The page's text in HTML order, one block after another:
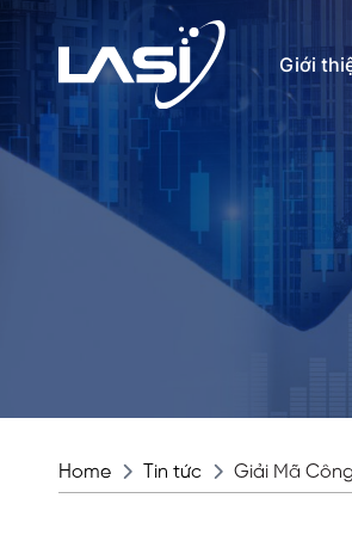
Giới
Home Tin tức Giải Mã